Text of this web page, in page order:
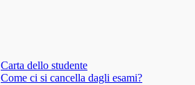
Carta dello studente
Come ci si cancella dagli esami?